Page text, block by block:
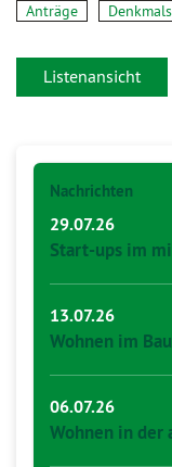
Anträge
Listenansicht
Nachrichten
29.07.26
Start-ups im
13.07.26
Wohnen im
06.07.26
Wohnen in der